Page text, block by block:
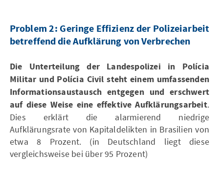
Problem 2: Geringe Effizienz der Polizeiarbeit
betreffend die Aufklärung von Verbrechen
Die Unterteilung der Landespolizei in Polícia
Militar und Polícia Civil steht einem umfassenden
Informationsaustausch entgegen und erschwert
auf diese Weise eine effektive Aufklärungsarbeit.
Dies erklärt die alarmierend niedrige
Aufklärungsrate von Kapitaldelikten in Brasilien von
etwa 8 Prozent. (in Deutschland liegt diese
vergleichsweise bei über 95 Prozent)